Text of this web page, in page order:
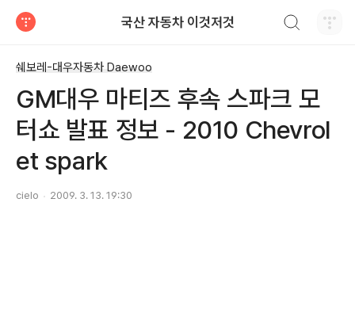
국산 자동차 이것저것
쉐보레-대우자동차 Daewoo
GM대우 마티즈 후속 스파크 모
터쇼 발표 정보 - 2010 Chevrol
et spark
cielo 2009. 3. 13. 19:30